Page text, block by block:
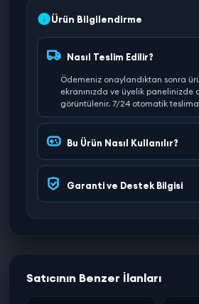
Ürün Bilgilendirme
Nasıl Teslim Edilir?
Ödemeniz onaylandıktan sonra
ekranınızda ve üyelik panelinizde
görüntülenir. 7/24 otomatik
Bu Ürün Nasıl Kullanılır?
Garanti ve Destek Bilgisi
Satıcının Benzer İlanları